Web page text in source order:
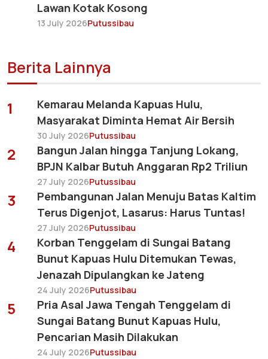
Lawan Kotak Kosong
13 July 2026Putussibau
Berita Lainnya
1
Kemarau Melanda Kapuas Hulu,
Masyarakat Diminta Hemat Air Bersih
30 July 2026Putussibau
2
Bangun Jalan hingga Tanjung Lokang,
BPJN Kalbar Butuh Anggaran Rp2 Triliun
27 July 2026Putussibau
3
Pembangunan Jalan Menuju Batas Kaltim
Terus Digenjot, Lasarus: Harus Tuntas!
27 July 2026Putussibau
4
Korban Tenggelam di Sungai Batang
Bunut Kapuas Hulu Ditemukan Tewas,
Jenazah Dipulangkan ke Jateng
24 July 2026Putussibau
5
Pria Asal Jawa Tengah Tenggelam di
Sungai Batang Bunut Kapuas Hulu,
Pencarian Masih Dilakukan
24 July 2026Putussibau